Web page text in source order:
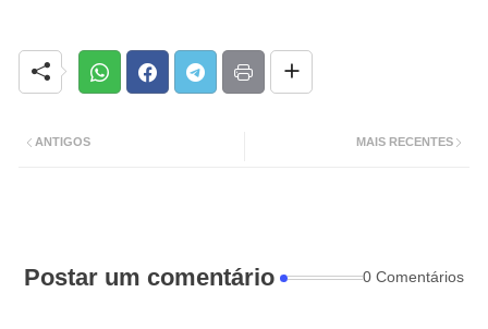
MAIS RECENTES
ANTIGOS
Postar um comentário 0 Comentários